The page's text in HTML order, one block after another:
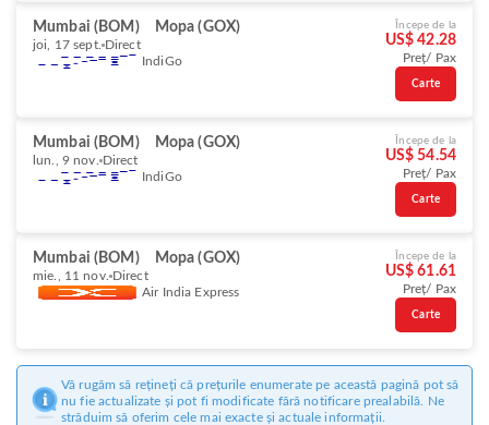
Mumbai (BOM) Mopa (GOX)
joi, 17 sept. Direct
IndiGo
Începe de la
US$ 42.28
Preț/ Pax
Carte
Mumbai (BOM) Mopa (GOX)
lun., 9 nov. Direct
IndiGo
Începe de la
US$ 54.54
Preț/ Pax
Carte
Mumbai (BOM) Mopa (GOX)
mie., 11 nov. Direct
Air India Express
Începe de la
US$ 61.61
Preț/ Pax
Carte
Vă rugăm să rețineți că prețurile enumerate pe această pagină pot să
nu fie actualizate și pot fi modificate fără notificare prealabilă. Ne
străduim să oferim cele mai exacte și actuale informații.